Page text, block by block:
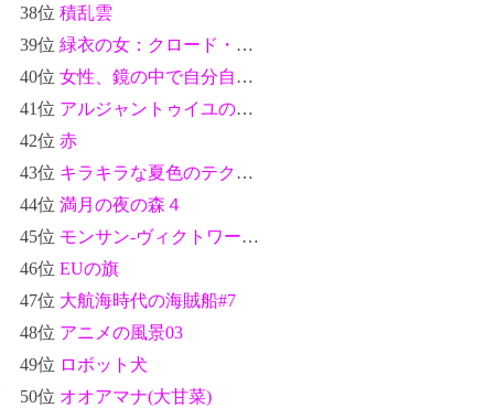
38位積乱雲
39位緑衣の女：クロード・モネ
40位女性、鏡の中で自分自身を見る（Woman Looking at Herself in a Mirror）：葛飾北斎
41位 アルジャントゥイユの橋(The Argenteuil Bridge)：クロード・モネ
42位赤
43位 キラキラな夏色のテクスチャ#9
44位満月の夜の森４
45位 モンサン-ヴィクトワール(Mont Sainte-Victoire)：ポール・セザンヌ
46位EUの旗
47位 大航海時代の海賊船#7
48位 アニメの風景03
49位 ロボット犬
50位 オオアマナ(大甘菜)